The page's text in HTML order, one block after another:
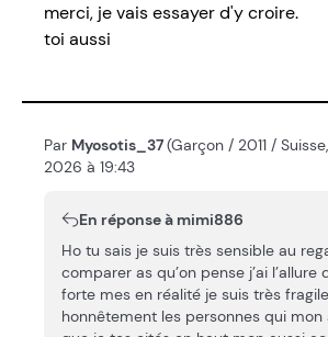
merci, je vais essayer d'y croire.
toi aussi
Par Myosotis_37(Garçon / 2011 /
2026 à 19:43
En réponse à mimi886
Ho tu sais je suis très sensible au
comparer as qu’on pense j’ai l’allure
forte mes en réalité je suis très
honnêtement les personnes qui